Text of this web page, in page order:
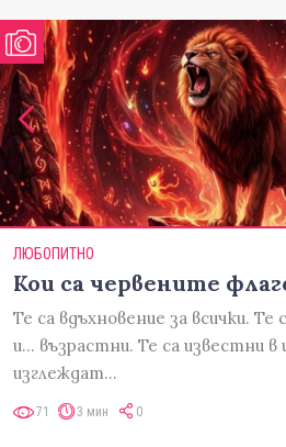
ЛЮБОПИТНО
Кои са червените
Те са вдъхновение за всички. Те
и... възрастни. Те са известни
изглеждат…
71 3 мин 0